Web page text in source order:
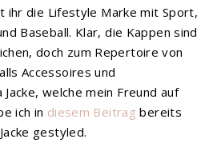
ihr die Lifestyle Marke mit Sport,
Baseball. Klar, die Kappen sind
doch zum Repertoire von
Accessoires und
welche mein Freund auf
ich in diesem Beitrag bereits
gestyled.